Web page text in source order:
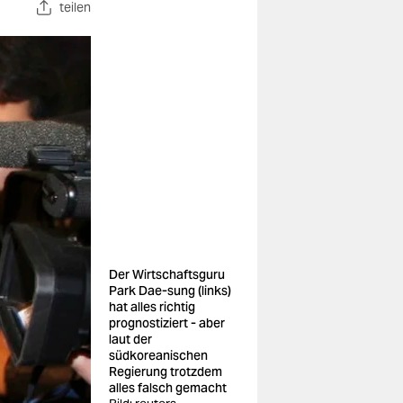
teilen
Der Wirtschaftsguru
Park Dae-sung (links)
hat alles richtig
prognostiziert - aber
laut der
südkoreanischen
Regierung trotzdem
alles falsch gemacht